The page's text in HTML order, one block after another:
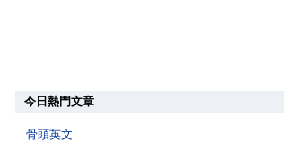
今日熱門文章
骨頭英文